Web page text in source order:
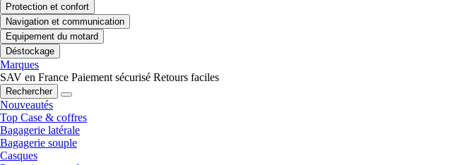
Protection et confort
Navigation et communication
Equipement du motard
Déstockage
Marques
SAV en France Paiement sécurisé Retours faciles
Rechercher
Nouveautés
Top Case & coffres
Bagagerie latérale
Bagagerie souple
Casques